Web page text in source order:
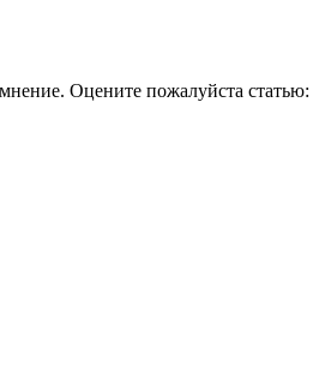
Оцените пожалуйста статью: